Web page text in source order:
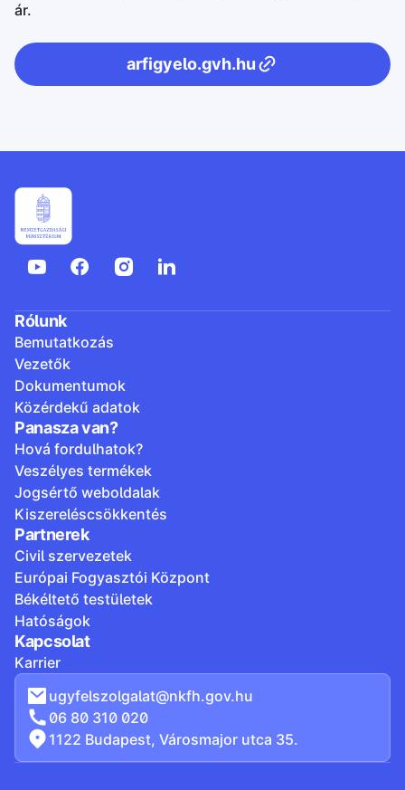
ár.
arfigyelo.gvh.hu
Rólunk
Bemutatkozás
Vezetők
Dokumentumok
Közérdekű adatok
Panasza van?
Hová fordulhatok?
Veszélyes termékek
Jogsértő weboldalak
Kiszereléscsökkentés
Partnerek
Civil szervezetek
Európai Fogyasztói Központ
Békéltető testületek
Hatóságok
Kapcsolat
Karrier
ugyfelszolgalat@nkfh.gov.hu
06 80 310 020
1122 Budapest, Városmajor utca 35.